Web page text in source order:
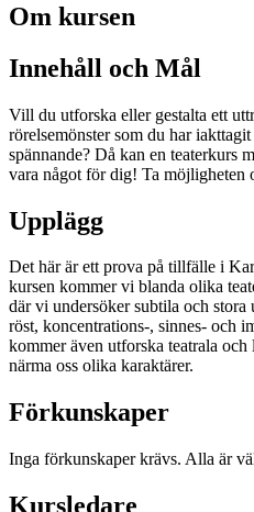
Om kursen
Innehåll och Mål
Vill du utforska eller gestalta ett
rörelsemönster som du har
spännande? Då kan en teaterkurs
vara något för dig! Ta möjligheten
Upplägg
Det här är ett prova på tillfälle i
kursen kommer vi blanda olika
där vi undersöker subtila och
röst, koncentrations-, sinnes- och
kommer även utforska teatrala
närma oss olika karaktärer.
Förkunskaper
Inga förkunskaper krävs. Alla är
Kursledare